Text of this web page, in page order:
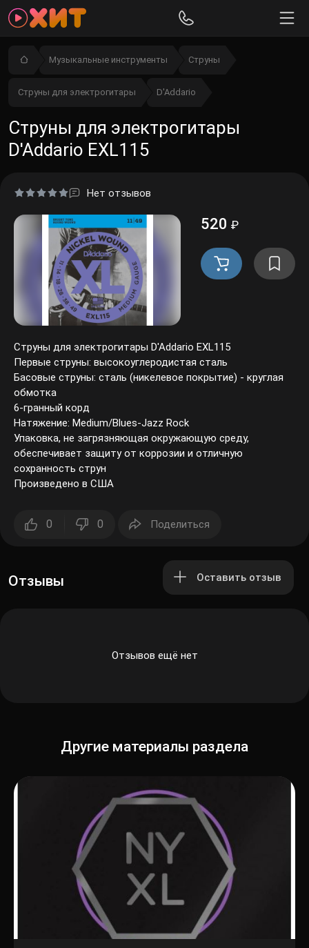
Музыкальные инструменты Струны
Струны для электрогитары D'Addario
Струны для электрогитары
D'Addario EXL115
Нет отзывов
520 ₽
Струны для электрогитары D'Addario EXL115
Первые струны: высокоуглеродистая сталь
Басовые струны: сталь (никелевое покрытие) - круглая
обмотка
6-гранный корд
Натяжение: Medium/Blues-Jazz Rock
Упаковка, не загрязняющая окружающую среду,
обеспечивает защиту от коррозии и отличную
сохранность струн
Произведено в США
0 0 Поделиться
Отзывы Оставить отзыв
Отзывов ещё нет
Другие материалы раздела